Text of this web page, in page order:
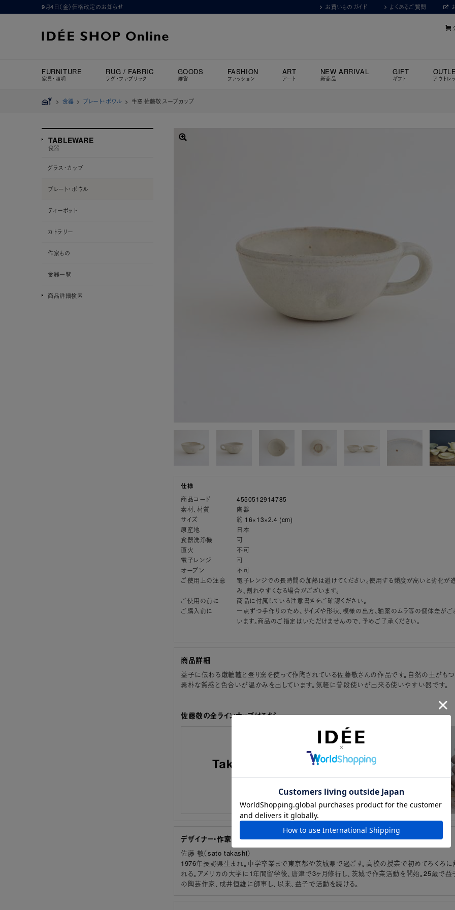
9月4日（金）価格改定のお知らせ お買いものガイド よくあるご質問
FURNITURE
家具・照明
RUG / FABRIC
ラグ・ファブリック
GOODS
雑貨
FASHION
ファッション
ART
アート
NEW ARRIVAL
新商品
GIFT
ギフト アウトレ
> 食器> プレート・ボウル > 牛窯 佐藤敬 スープカップ
商品コード
4550512914785
素材、材質
陶器
サイズ
約 16×13×2.4 (cm)
原産地
日本
食器洗浄機
可
直火
不可
電子レンジ
可
オーブン
不可
ご使用上の注意
電子レンジでの長時間の加熱は避けてください。使用する頻度が高いと劣化が
み、割れやすくなる場合がございます。
ご使用の前に
商品に付属している注意書きをご確認ください。
ご購入前に
一点ずつ手作りのため、サイズや形状、模様の出方、釉薬のムラ等の個体差がご
います。商品のご指定はいただけませんので、予めご了承ください。
商品詳細
益子に伝わる蹴轆轤と登り窯を使って作陶されている佐藤敬さんの作品です。自然の土がもつ
素朴な質感と色合いが温かみを出しています。気軽に普段使いが出来る使いやすい器です。
佐藤敬の全ラインナップはこちら
デザイナー・作家
佐藤 敬（sato takashi）
1976年長野県生まれ。中学卒業まで東京都や茨城県で過ごす。高校の授業で初めてろくろに
れる。アメリカの大学に1年間留学後、唐津で3ヶ月修行し、茨城で作業活動を開始。25歳で益
の陶芸作家、成井恒雄に師事し、以来、益子で活動を続ける。
TABLEWARE
食器
グラス・カップ
プレート・ボウル
ティーポット
カトラリー
作家もの
食器一覧
商品詳細検索